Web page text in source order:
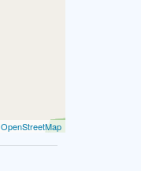
OpenStreetMap